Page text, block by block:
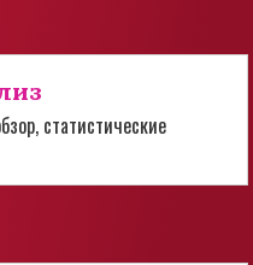
статистические